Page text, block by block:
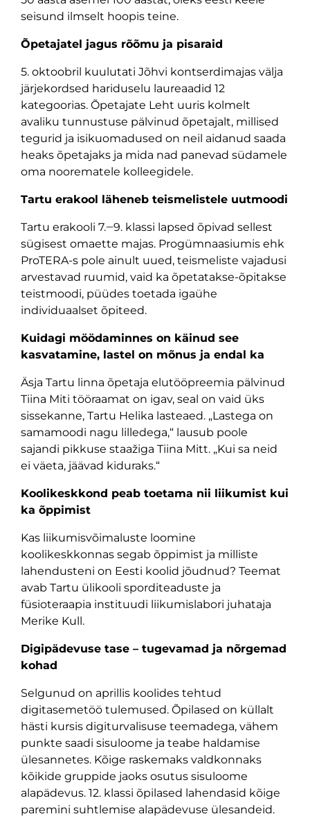
seisund ilmselt hoopis teine.
Õpetajatel jagus rõõmu ja pisaraid
5. oktoobril kuulutati Jõhvi kontserdimajas välja
järjekordsed hariduselu laureaadid 12
kategoorias. Õpetajate Leht uuris kolmelt
avaliku tunnustuse pälvinud õpetajalt, millised
tegurid ja isikuomadused on neil aidanud saada
heaks õpetajaks ja mida nad panevad südamele
oma noorematele kolleegidele.
Tartu erakool läheneb teismelistele uutmoodi
Tartu erakooli 7.‒9. klassi lapsed õpivad sellest
sügisest omaette majas. Progümnaasiumis ehk
ProTERA-s pole ainult uued, teismeliste vajadusi
arvestavad ruumid, vaid ka õpetatakse-õpitakse
teistmoodi, püüdes toetada igaühe
individuaalset õpiteed.
Kuidagi möödaminnes on käinud see
kasvatamine, lastel on mõnus ja endal ka
Äsja Tartu linna õpetaja elutööpreemia pälvinud
Tiina Miti tööraamat on igav, seal on vaid üks
sissekanne, Tartu Helika lasteaed. „Lastega on
samamoodi nagu lilledega,“ lausub poole
sajandi pikkuse staažiga Tiina Mitt. „Kui sa neid
ei väeta, jäävad kiduraks.“
Koolikeskkond peab toetama nii liikumist kui
ka õppimist
Kas liikumisvõimaluste loomine
koolikeskkonnas segab õppimist ja milliste
lahendusteni on Eesti koolid jõudnud? Teemat
avab Tartu ülikooli sporditeaduste ja
füsioteraapia instituudi liikumislabori juhataja
Merike Kull.
Digipädevuse tase – tugevamad ja nõrgemad
kohad
Selgunud on aprillis koolides tehtud
digitasemetöö tulemused. Õpilased on küllalt
hästi kursis digiturvalisuse teemadega, vähem
punkte saadi sisuloome ja teabe haldamise
ülesannetes. Kõige raskemaks valdkonnaks
kõikide gruppide jaoks osutus sisuloome
alapädevus. 12. klassi õpilased lahendasid kõige
paremini suhtlemise alapädevuse ülesandeid.